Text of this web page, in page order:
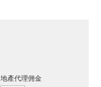
地產代理佣金